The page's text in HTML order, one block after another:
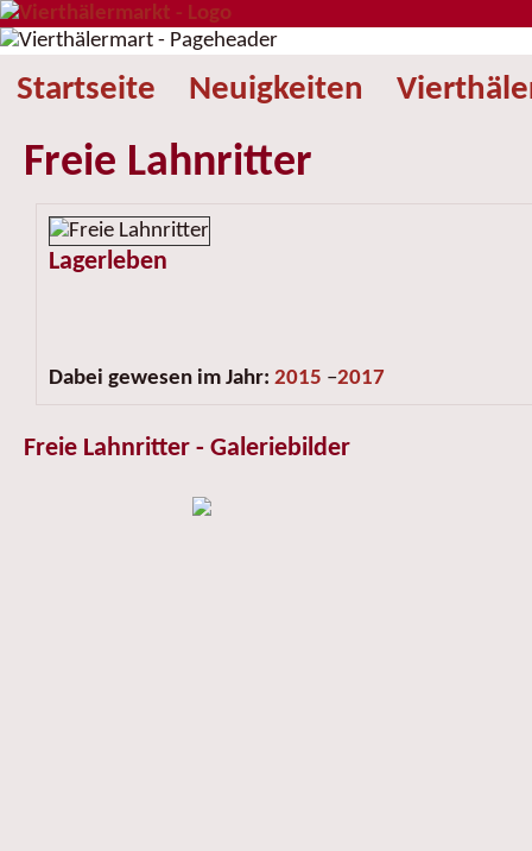
Startseite Neuigkeiten
Freie Lahnritter
Lagerleben
Dabei gewesen im Jahr: 2015 –2017
Freie Lahnritter - Galeriebilder